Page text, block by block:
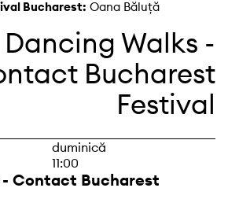
Bucharest: Oana Băluță
duminică
11:00
- Contact Bucharest